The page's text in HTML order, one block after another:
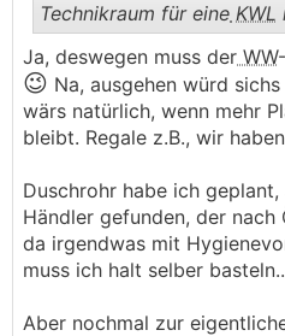
..
Technikraum für eine KWL
Ja, deswegen muss der WW
😉 Na, ausgehen würd
wärs natürlich, wenn mehr
bleibt. Regale z.B., wir
Duschrohr habe ich
Händler gefunden, der
da irgendwas mit
muss ich halt selber
Aber nochmal zur